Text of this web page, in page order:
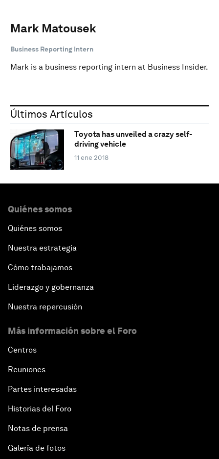
Mark Matousek
Business Reporting Intern
Mark is a business reporting intern at Business Insider.
Últimos Artículos
Toyota has unveiled a crazy self-
driving vehicle
11 ene 2018
Quiénes somos
Quiénes somos
Nuestra estrategia
Cómo trabajamos
Liderazgo y gobernanza
Nuestra repercusión
Más información sobre el Foro
Centros
Reuniones
Partes interesadas
Historias del Foro
Notas de prensa
Galería de fotos